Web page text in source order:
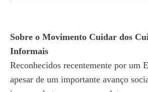
Sobre o Movimento Cuidar dos
Informais
Reconhecidos recentemente por um
apesar de um importante avanço